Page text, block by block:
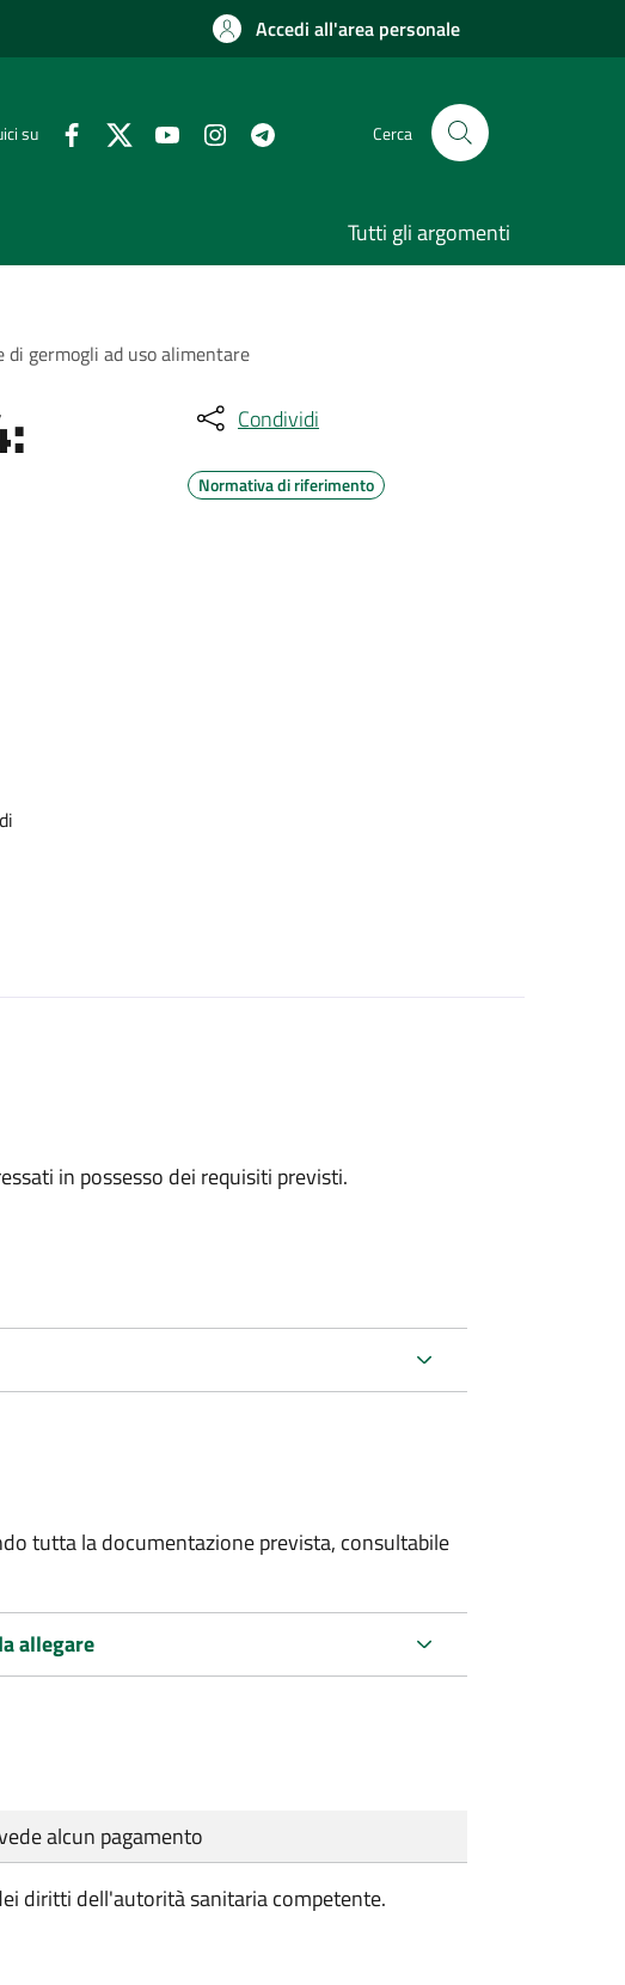
Accedi all'area personale
su Cerca
Tutti gli argomenti
germogli ad uso alimentare
Condividi
Normativa di riferimento
in possesso dei requisiti previsti.
tutta la documentazione prevista, consultabile
allegare
alcun pagamento
diritti dell'autorità sanitaria competente.